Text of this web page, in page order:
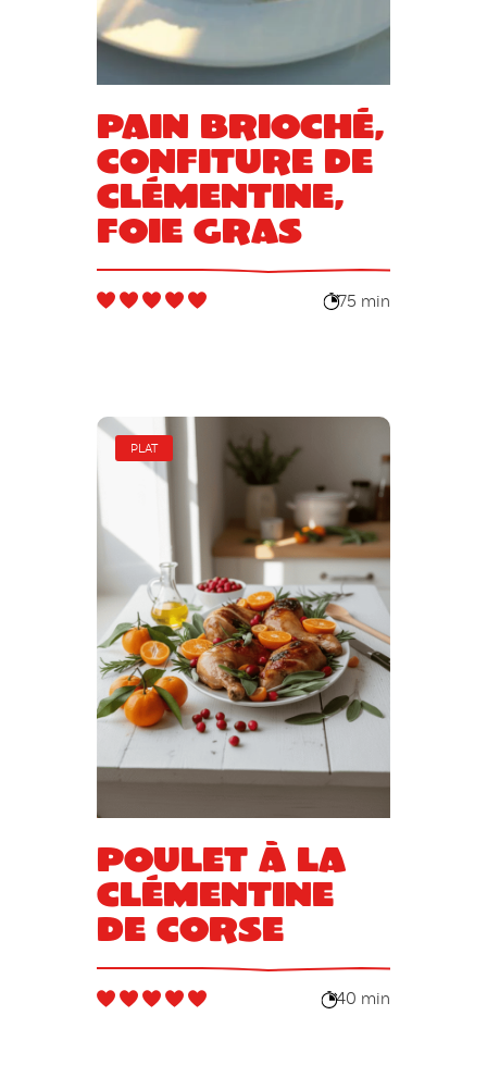
Pain brioché,
confiture de
clémentine,
Foie Gras
75 min
PLAT
Poulet à la
clémentine
de Corse
40 min